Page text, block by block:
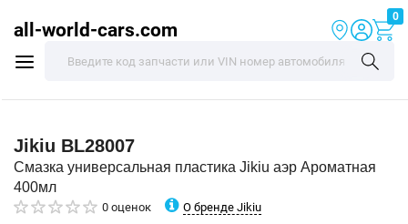
all-world-cars.com
0
Jikiu BL28007
Смазка универсальная пластика Jikiu аэр Ароматная
400мл
0 оценок О бренде Jikiu